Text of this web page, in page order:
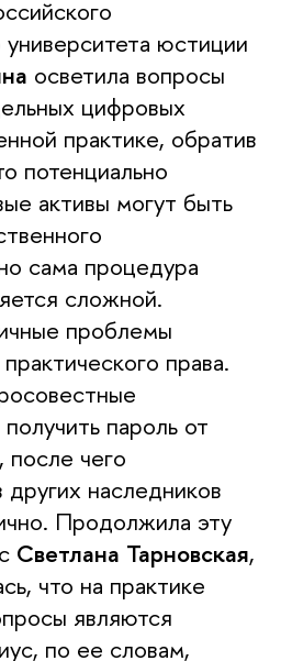
университета юстиции
осветила вопросы
цифровых
практике, обратив
потенциально
активы могут быть
сама процедура
сложной.
проблемы
права.
пароль от
после чего
наследников
Продолжила эту
Светлана Тарновская,
что на практике
являются
по ее словам,